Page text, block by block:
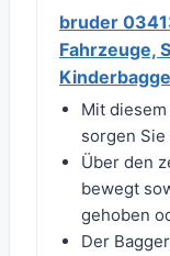
bruder
Fahrzeuge,
Mit
sorgen
Über den
bewegt
gehoben
Der